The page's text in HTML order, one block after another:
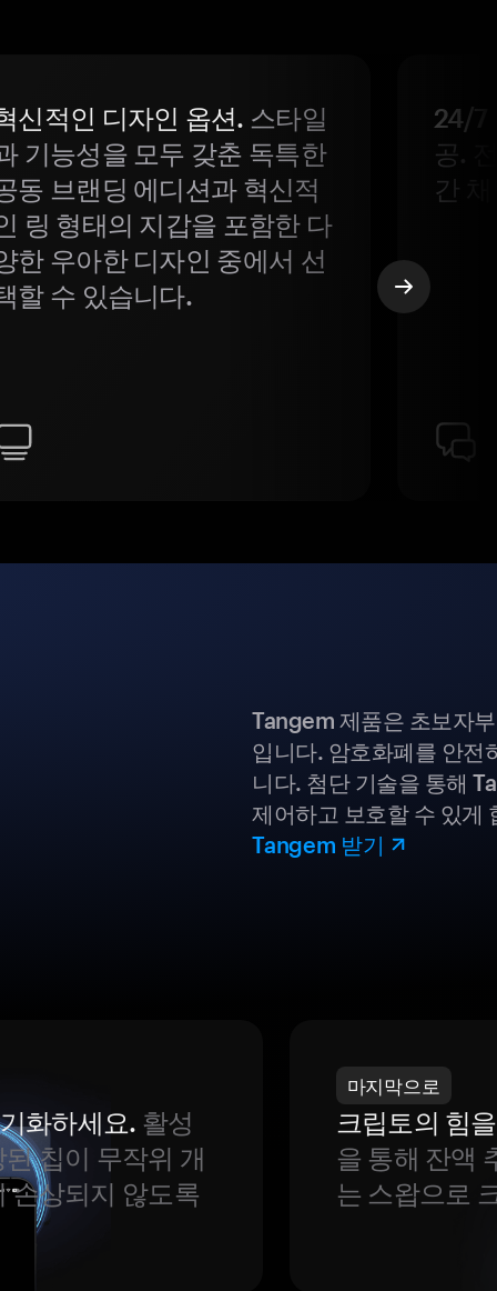
신적인 디자인 옵션. 스타일
기능성을 모두 갖춘 독특한
동 브랜딩 에디션과 혁신적
링 형태의 지갑을 포함한 다
한 우아한 디자인 중에서 선
할 수 있습니다.
24/7
공.
간
Tangem 제품은 초보자
입니다. 암호화폐를 안전
니다. 첨단 기술을 통해
제어하고 보호할 수 있게
Tangem 받기
화하세요. 활성
칩이 무작위 개
손상되지 않도록
마지막으로
크립토의 힘
을 통해 잔액
는 스왑으로